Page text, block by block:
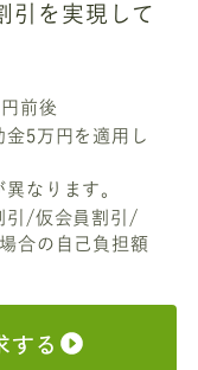
引を実現して
前後
5万円を適用し
なります。
引/仮会員割引/
合の自己負担額
する